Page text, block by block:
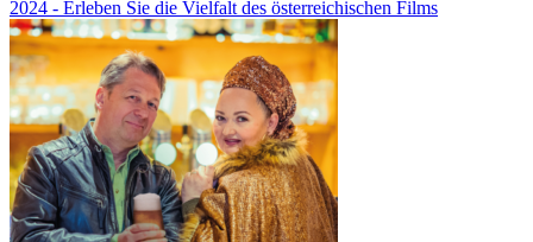
2024 - Erleben Sie die Vielfalt des österreichischen Films